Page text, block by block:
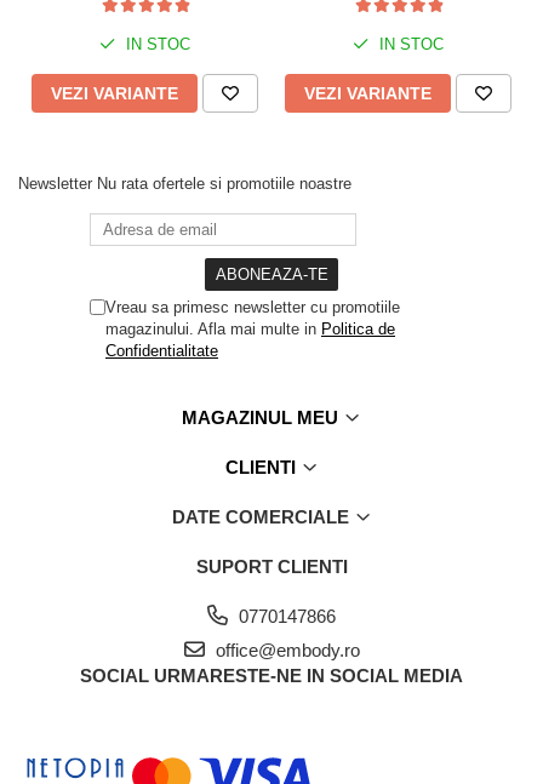
Recomandari:
Se recomanda spalarea manuala sau la masina (program pentru
haine delicate) la maxim 30 grade Celsius,
evitarea produselor chimice de curatat, masina de uscat rufe,
inalbitorii, suprafetele foarte aspre.
Nu utilizati fierul de calcat.
IN STOC
VEZI VARIANTE
IN STOC
VEZI VARIANTE
Newsletter Nu rata ofertele si promotiile noastre
Vreau sa primesc newsletter cu promotiile
magazinului. Afla mai multe in Politica de
Confidentialitate
MAGAZINUL MEU
CLIENTI
DATE COMERCIALE
SUPORT CLIENTI
0770147866
office@embody.ro
SOCIAL URMARESTE-NE IN SOCIAL MEDIA